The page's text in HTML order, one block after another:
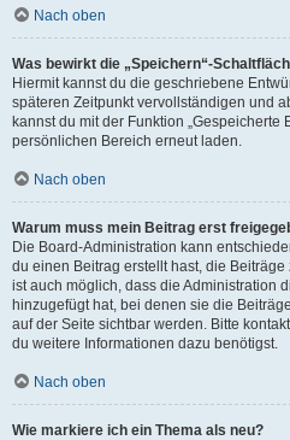
Nach oben
Was bewirkt die „Speichern“-
Hiermit kannst du die geschriebene
späteren Zeitpunkt vervollständigen und
kannst du mit der Funktion „Gespeicherte
persönlichen Bereich erneut laden.
Nach oben
Warum muss mein Beitrag erst
Die Board-Administration kann
du einen Beitrag erstellt hast, die
ist auch möglich, dass die Administration
hinzugefügt hat, bei denen sie die
auf der Seite sichtbar werden. Bitte
du weitere Informationen dazu benötigst.
Nach oben
Wie markiere ich ein Thema als neu?